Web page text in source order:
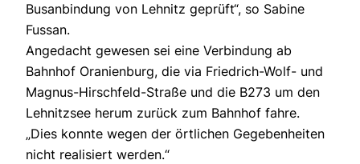
Busanbindung von Lehnitz geprüft“, so Sabine
Fussan.
Angedacht gewesen sei eine Verbindung ab
Bahnhof Oranienburg, die via Friedrich-Wolf- und
Magnus-Hirschfeld-Straße und die B273 um den
Lehnitzsee herum zurück zum Bahnhof fahre.
„Dies konnte wegen der örtlichen Gegebenheiten
nicht realisiert werden.“